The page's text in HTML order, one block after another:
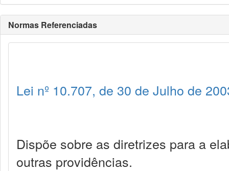
Normas Referenciadas
Lei nº 10.707, de 30 de Julho de
Dispõe sobre as diretrizes para a
outras providências.